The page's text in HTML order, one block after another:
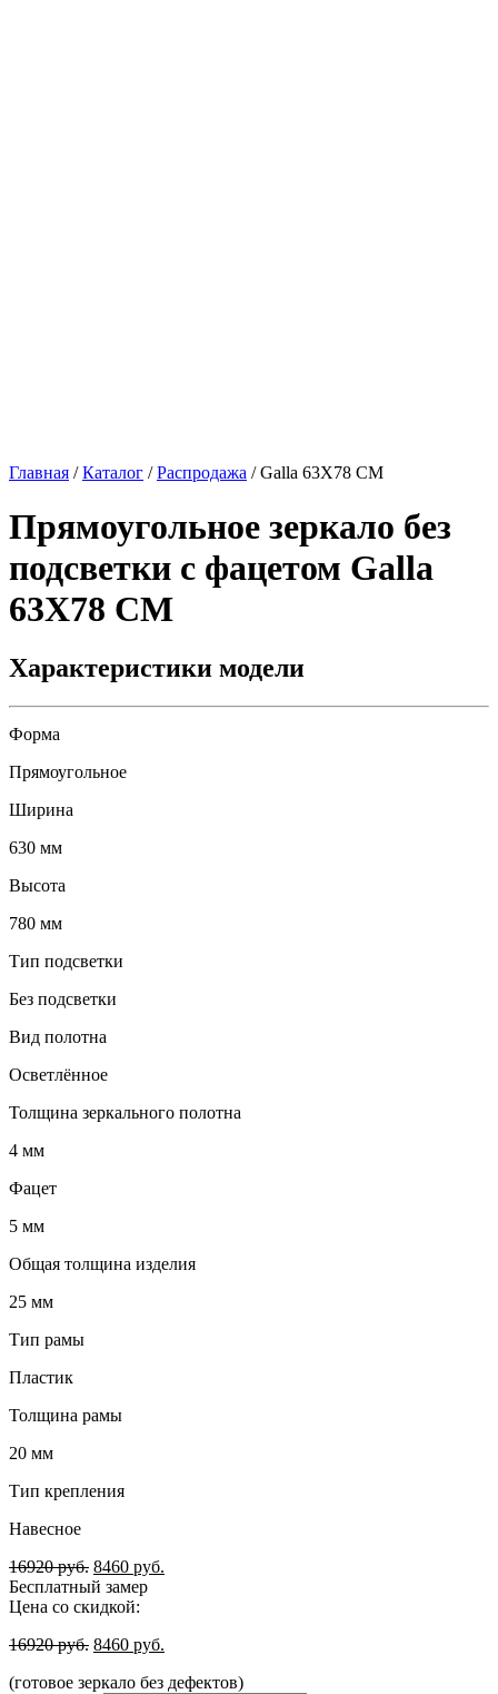
Главная /Каталог /Распродажа /Galla 63Х78 СМ
Прямоугольное зеркало без
подсветки с фацетом Galla
63Х78 СМ
Характеристики модели
Форма
Прямоугольное
Ширина
630 мм
Высота
780 мм
Тип подсветки
Без подсветки
Вид полотна
Осветлённое
Толщина зеркального полотна
4 мм
Фацет
5 мм
Общая толщина изделия
25 мм
Тип рамы
Пластик
Толщина рамы
20 мм
Тип крепления
Навесное
16920руб. 8460 руб.
Бесплатный замер
Цена со скидкой:
16920руб. 8460 руб.
(готовое зеркало без дефектов)